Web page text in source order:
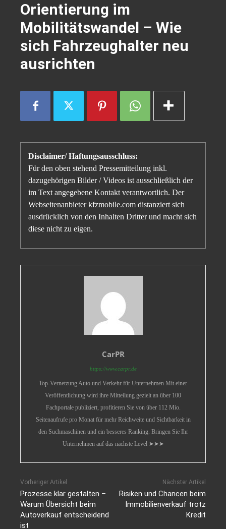
Orientierung im
Mobilitätswandel – Wie
sich Fahrzeughalter neu
ausrichten
Disclaimer/ Haftungsausschluss:
Für den oben stehend Pressemitteilung inkl.
dazugehörigen Bilder / Videos ist ausschließlich der
im Text angegebene Kontakt verantwortlich. Der
Webseitenanbieter kfzmobile.com distanziert sich
ausdrücklich von den Inhalten Dritter und macht sich
diese nicht zu eigen.
CarPR
https://www.carpr.de
Top-Vernetzung Auto und Verkehr für Unternehmen Mit einer
Veröffentlichung wird ihre Mitteilung gezielt an über 100
Fachportale publiziert, profitieren Sie von über 112 Mio.
Seitenaufrufe pro Monat für mehr Reichweite und Sichtbarkeit in
den Suchmaschinen und ein besseres Ranking. Bringen Sie Ihr
Unternehmen auf das nächste Level ➤➤➤
Vorheriger Artikel
Prozesse klar gestalten –
Warum Übersicht beim
Autoverkauf entscheidend
ist
Nächster Artikel
Risiken und Chancen beim
Immobilienverkauf trotz
Kredit